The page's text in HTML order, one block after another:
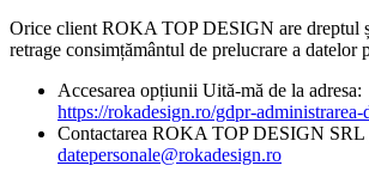
Orice client ROKA TOP DESIGN are dreptul
retrage consimțământul de prelucrare a datelor
Accesarea opțiunii Uită-mă de la adresa:
https://rokadesign.ro/gdpr-administrarea-
Contactarea ROKA TOP DESIGN SRL
datepersonale@rokadesign.ro